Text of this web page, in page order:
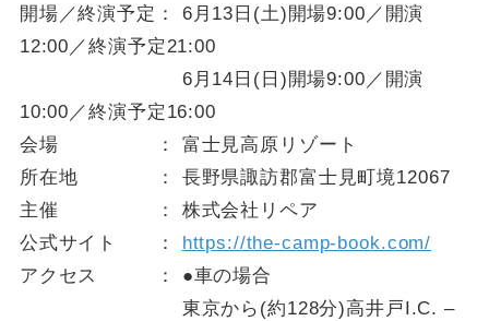
開場／終演予定： 6月13日(土)開場9:00／開演
12:00／終演予定21:00
6月14日(日)開場9:00／開演
10:00／終演予定16:00
会場 ： 富士見高原リゾート
所在地 ： 長野県諏訪郡富士見町境12067
主催 ： 株式会社リペア
公式サイト ： https://the-camp-book.com/
アクセス ： ●車の場合
東京から(約128分)高井戸I.C. –